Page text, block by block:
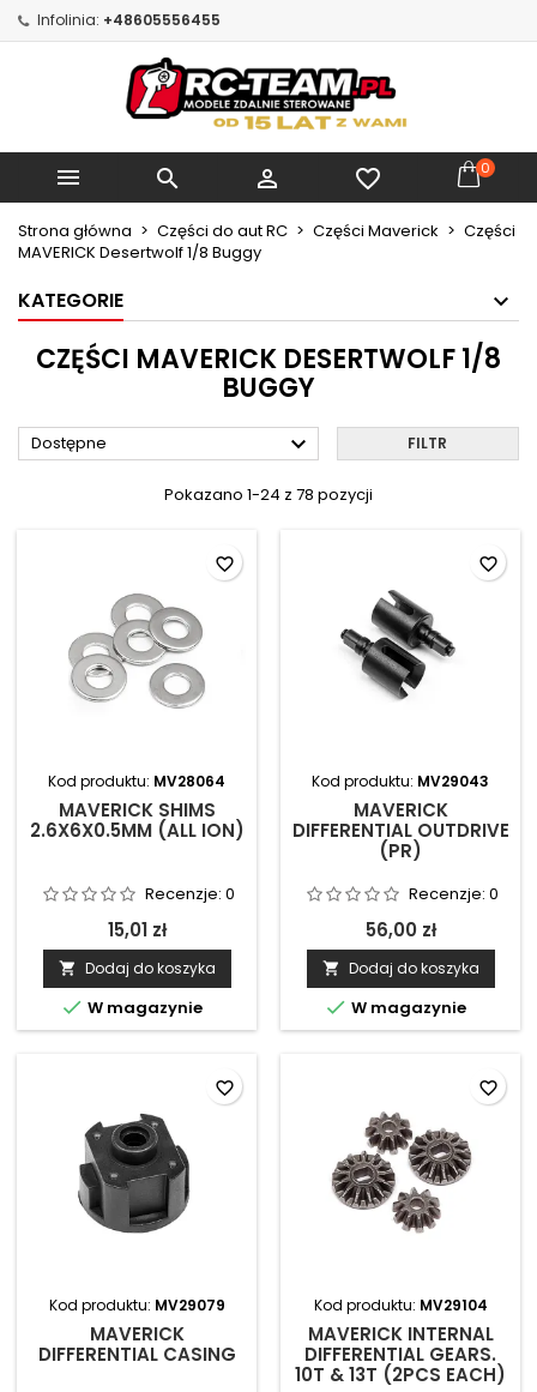
Infolinia: +48605556455
   favorite_border 0
Strona główna Części do aut RC Części Maverick
Części
MAVERICK Desertwolf 1/8 Buggy
KATEGORIE
CZĘŚCI MAVERICK DESERTWOLF 1/8
BUGGY
Dostępne  FILTR
Pokazano 1-24 z 78 pozycji
Kod produktu: MV28064
MAVERICK SHIMS
2.6X6X0.5MM (ALL ION)
Recenzje: 0
15,01 zł
 Dodaj do koszyka
 W magazynie
favorite_border
Kod produktu: MV29043
MAVERICK
DIFFERENTIAL OUTDRIVE
(PR)
Recenzje: 0
56,00 zł
 Dodaj do koszyka
 W magazynie
favorite_border
Kod produktu: MV29079
MAVERICK
DIFFERENTIAL CASING
favorite_border
Kod produktu: MV29104
MAVERICK INTERNAL
DIFFERENTIAL GEARS.
10T & 13T (2PCS EACH)
favorite_border
Moje listy życzeń ×
Utwórz nową listę
((modalTitle)) ×
((confirmMessage))
((cancelText)) ((modalDeleteText))
Utwórz listę życzeń ×
Nazwa listy życzeń
Anuluj Utwórz listę życzeń
Zaloguj się ×
Musisz być zalogowany by zapisać produkty na
Anuluj Zaloguj się